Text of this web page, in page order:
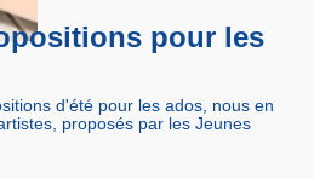
pour les
d'été pour les ados, nous en
proposés par les Jeunes